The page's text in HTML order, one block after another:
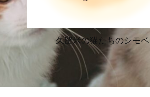
久留米の猫たちのシモベ